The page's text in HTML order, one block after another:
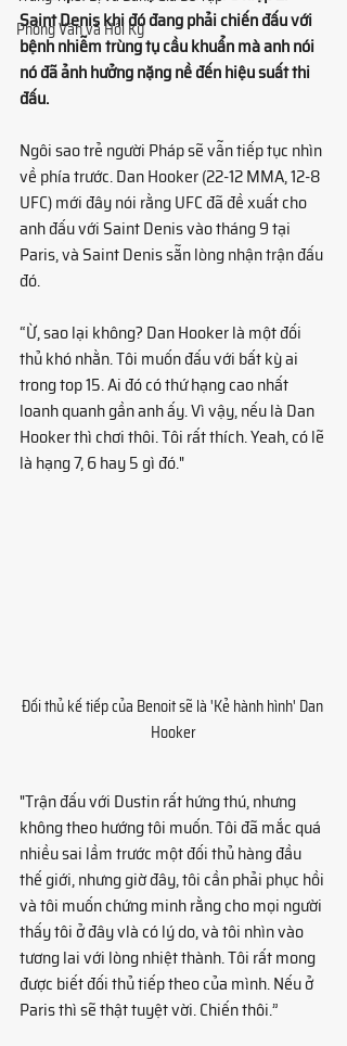
Phỏng Vấn và Hồi Ký
Saint Denis khi đó đang phải chiến đấu với
bệnh nhiễm trùng tụ cầu khuẩn mà anh nói
nó đã ảnh hưởng nặng nề đến hiệu suất thi
đấu.
Ngôi sao trẻ người Pháp sẽ vẫn tiếp tục nhìn
về phía trước. Dan Hooker (22-12 MMA, 12-8
UFC) mới đây nói rằng UFC đã đề xuất cho
anh đấu với Saint Denis vào tháng 9 tại
Paris, và Saint Denis sẵn lòng nhận trận đấu
đó.
“Ừ, sao lại không? Dan Hooker là một đối
thủ khó nhằn. Tôi muốn đấu với bất kỳ ai
trong top 15. Ai đó có thứ hạng cao nhất
loanh quanh gần anh ấy. Vì vậy, nếu là Dan
Hooker thì chơi thôi. Tôi rất thích. Yeah, có lẽ
là hạng 7, 6 hay 5 gì đó."
Đối thủ kế tiếp của Benoit sẽ là 'Kẻ hành hình' Dan
Hooker
"Trận đấu với Dustin rất hứng thú, nhưng
không theo hướng tôi muốn. Tôi đã mắc quá
nhiều sai lầm trước một đối thủ hàng đầu
thế giới, nhưng giờ đây, tôi cần phải phục hồi
và tôi muốn chứng minh rằng cho mọi người
thấy tôi ở đây vlà có lý do, và tôi nhìn vào
tương lai với lòng nhiệt thành. Tôi rất mong
được biết đối thủ tiếp theo của mình. Nếu ở
Paris thì sẽ thật tuyệt vời. Chiến thôi.”